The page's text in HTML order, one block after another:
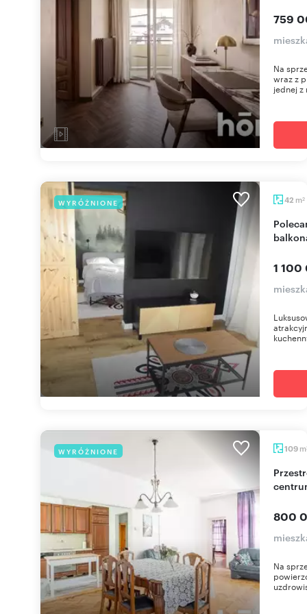
759
Na
wraz z
jednej
WYRÓŻNIONE 42 m2
Polecam luksusowy 42 m² apartament z
1 100
WYRÓŻNIONE 109 m
Przestronne 109 m² mieszkanie z 3 balkonami w
800
Na